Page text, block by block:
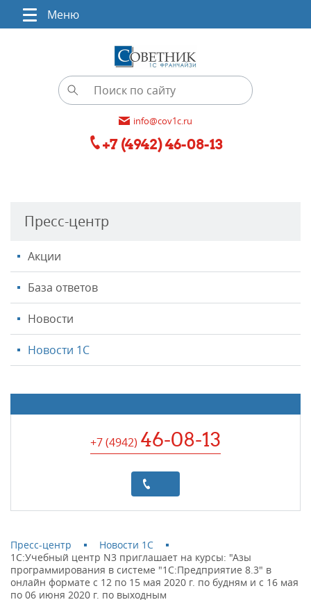
Меню
info@cov1c.ru
+7 (4942) 46-08-13
Пресс-центр
Акции
База ответов
Новости
Новости 1С
+7 (4942) 46-08-13
Пресс-центр
Новости 1С
1С:Учебный центр N3 приглашает на курсы: "Азы
программирования в системе "1С:Предприятие 8.3" в
онлайн формате с 12 по 15 мая 2020 г. по будням и с 16 мая
по 06 июня 2020 г. по выходным